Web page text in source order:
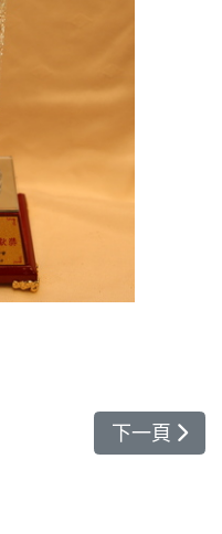
為重 擬真醫學教育國際
下一篇文章
下一頁